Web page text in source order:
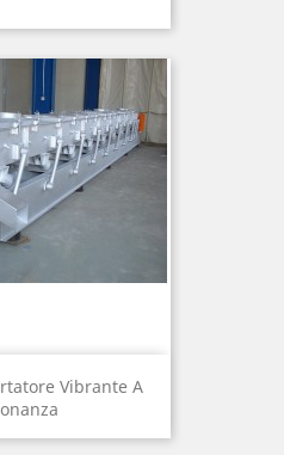
Vibrante A